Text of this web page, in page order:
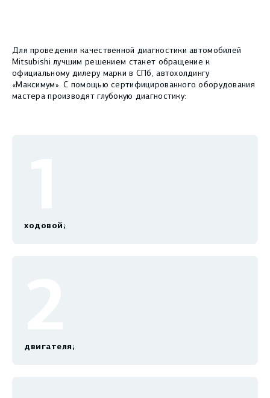
Для проведения качественной диагностики автомобилей
Mitsubishi лучшим решением станет обращение к
официальному дилеру марки в СПб, автохолдингу
«Максимум». С помощью сертифицированного оборудования
мастера производят глубокую диагностику:
ходовой;
двигателя;